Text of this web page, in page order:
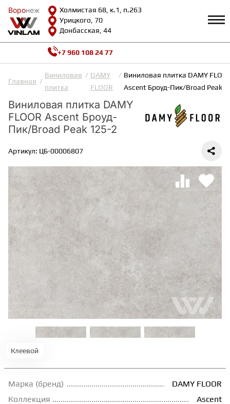
Воронеж
Холмистая 68, к.1, п.263
Урицкого, 70
Донбасская, 44
Воронеж
КАТАЛОГ Профиль
Возврат и гарантии
Сотрудничество
Вопросы и ответы
Видеообзоры
Полезная информация
Как выбрать
Калькулятор
О нас
Контакты
ВИНИЛОВАЯ ПЛИТКА
ИНЖЕНЕРНАЯ ДОСКА
ПАРКЕТНАЯ ДОСКА
ТЕРРАСНАЯ ДОСКА
КОВРОВАЯ ПЛИТКА
МОДУЛЬНЫЕ ПВХ
+7 960 108 24 77
Главная
Виниловая
плитка
DAMY
FLOOR
Виниловая плитка DAMY
Ascent Броуд-Пик/Broad Peak
Виниловая плитка DAMY
FLOOR Ascent Броуд-
Пик/Broad Peak 125-2
Артикул: ЦБ-00006807
Клеевой
Марка (бренд)
DAMY FLOOR
Коллекция
Ascent